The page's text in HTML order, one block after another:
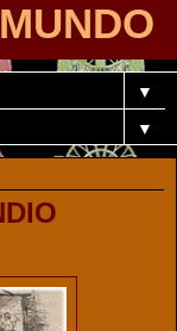
▼
▼